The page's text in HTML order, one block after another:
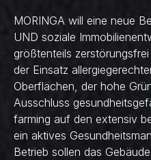
MORINGA will eine neue
UND soziale
größtenteils
der Einsatz
Oberflächen, der hohe
Ausschluss
farming auf den extensiv
ein aktives
Betrieb sollen das